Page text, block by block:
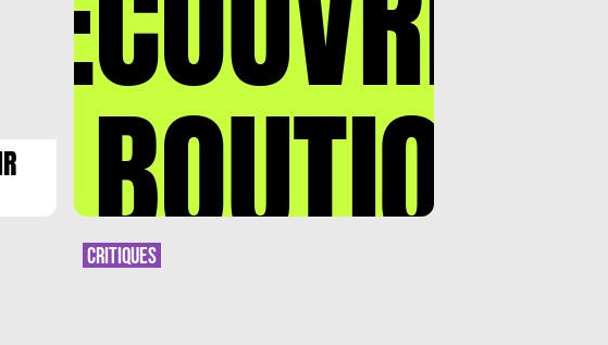
partir ». Cet « éternel partir » […]
BOUTIQUE
CRITIQUES